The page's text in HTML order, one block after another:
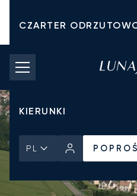
CZARTER
KOSZTY CZARTERU
PRYWATNE
KIERUNKI
PL